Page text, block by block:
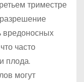
триместре
вредоносных
часто
плода.
могут